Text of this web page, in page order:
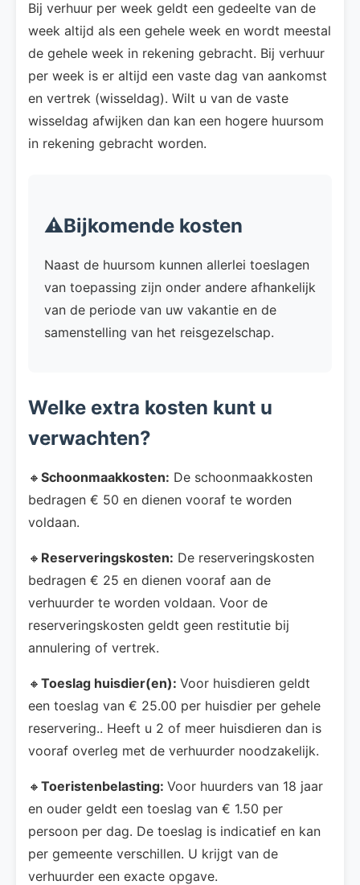
Bij verhuur per week geldt een gedeelte van de
week altijd als een gehele week en wordt meestal
de gehele week in rekening gebracht. Bij verhuur
per week is er altijd een vaste dag van aankomst
en vertrek (wisseldag). Wilt u van de vaste
wisseldag afwijken dan kan een hogere huursom
in rekening gebracht worden.
⚠️Bijkomende kosten
Naast de huursom kunnen allerlei toeslagen
van toepassing zijn onder andere afhankelijk
van de periode van uw vakantie en de
samenstelling van het reisgezelschap.
Welke extra kosten kunt u
verwachten?
🔸 Schoonmaakkosten: De schoonmaakkosten
bedragen € 50 en dienen vooraf te worden
voldaan.
🔸 Reserveringskosten: De reserveringskosten
bedragen € 25 en dienen vooraf aan de
verhuurder te worden voldaan. Voor de
reserveringskosten geldt geen restitutie bij
annulering of vertrek.
🔸 Toeslag huisdier(en): Voor huisdieren geldt
een toeslag van € 25.00 per huisdier per gehele
reservering.. Heeft u 2 of meer huisdieren dan is
vooraf overleg met de verhuurder noodzakelijk.
🔸 Toeristenbelasting: Voor huurders van 18 jaar
en ouder geldt een toeslag van € 1.50 per
persoon per dag. De toeslag is indicatief en kan
per gemeente verschillen. U krijgt van de
verhuurder een exacte opgave.